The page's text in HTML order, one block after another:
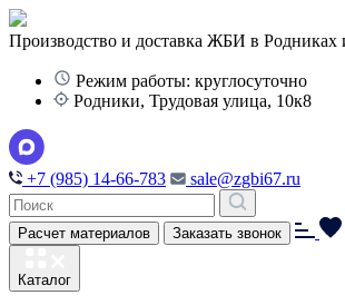
Производство и доставка ЖБИ в
Режим работы: круглосуточно
Родники, Трудовая улица, 10к8
+7 (985) 14-66-783 sale@zgbi67.ru
Расчет материалов Заказать звонок
Каталог